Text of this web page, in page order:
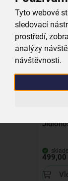
Tyto webové
sledovací
prostředí,
analýzy
návštěvnosti.
249,00
Kolekce
499,00